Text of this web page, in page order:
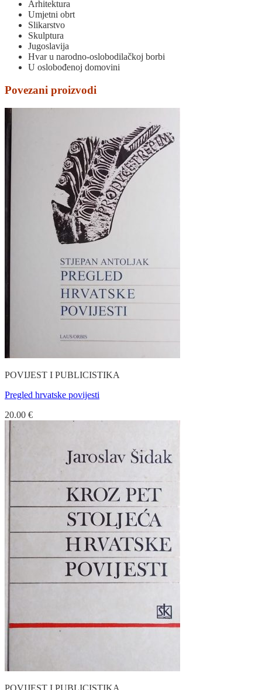
Arhitektura
Umjetni obrt
Slikarstvo
Skulptura
Jugoslavija
Hvar u narodno-oslobodilačkoj borbi
U oslobođenoj domovini
Povezani proizvodi
POVIJEST I PUBLICISTIKA
Pregled hrvatske povijesti
20.00 €
POVIJEST I PUBLICISTIKA